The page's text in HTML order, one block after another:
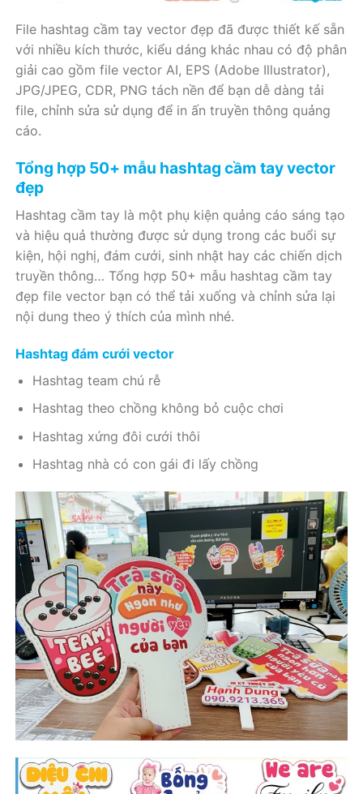
File hashtag cầm tay vector đẹp đã được thiết kế sẵn
với nhiều kích thước, kiểu dáng khác nhau có độ phân
giải cao gồm file vector AI, EPS (Adobe Illustrator),
JPG/JPEG, CDR, PNG tách nền để bạn dễ dàng tải
file, chỉnh sửa sử dụng để in ấn truyền thông quảng
cáo.
Tổng hợp 50+ mẫu hashtag cầm tay vector
đẹp
Hashtag cầm tay là một phụ kiện quảng cáo sáng tạo
và hiệu quả thường được sử dụng trong các buổi sự
kiện, hội nghị, đám cưới, sinh nhật hay các chiến dịch
truyền thông… Tổng hợp 50+ mẫu hashtag cầm tay
đẹp file vector bạn có thể tải xuống và chỉnh sửa lại
nội dung theo ý thích của mình nhé.
Hashtag đám cưới vector
Hashtag team chú rễ
Hashtag theo chồng không bỏ cuộc chơi
Hashtag xứng đôi cưới thôi
Hashtag nhà có con gái đi lấy chồng